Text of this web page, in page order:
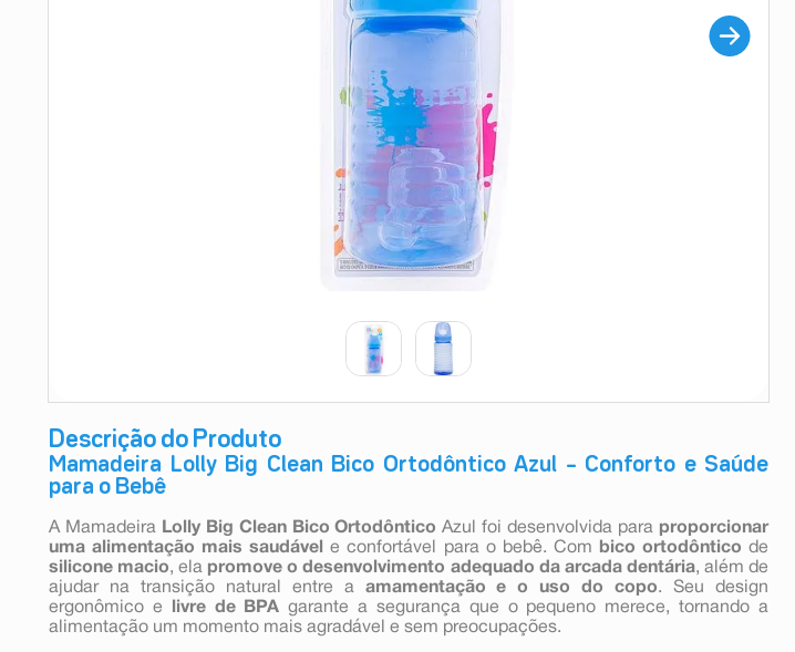
Descrição do Produto
Mamadeira Lolly Big Clean Bico Ortodôntico Azul – Conforto e Saúde
para o Bebê
A Mamadeira Lolly Big Clean Bico Ortodôntico Azul foi desenvolvida para proporcionar
uma alimentação mais saudável
e confortável para o bebê. Com bico ortodôntico de
silicone macio, ela promove o desenvolvimento adequado da arcada dentária, além de
ajudar na transição natural entre a amamentação e o uso do copo. Seu design
ergonômico e
livre de BPA garante a segurança que o pequeno merece, tornando a
alimentação um momento mais agradável e sem preocupações.
teste gravidez
esmalte